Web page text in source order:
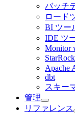
バッチ
ロード
BI ツー
IDE ツ
Monitor
Apache
dbt
スキー
管理
リファレンス